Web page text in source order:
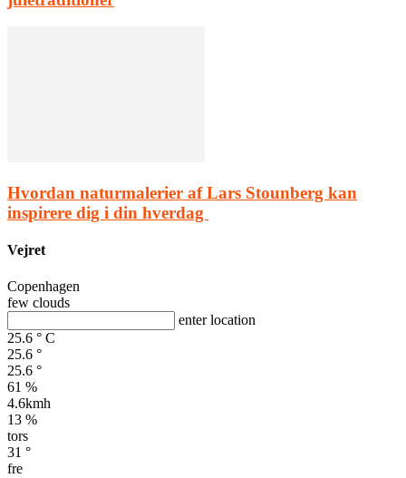
Hvordan naturmalerier af Lars Stounberg kan
inspirere dig i din hverdag
Vejret
Copenhagen
few clouds
enter location
25.6 ° C
25.6 °
25.6 °
61 %
4.6kmh
13 %
tors
31 °
fre